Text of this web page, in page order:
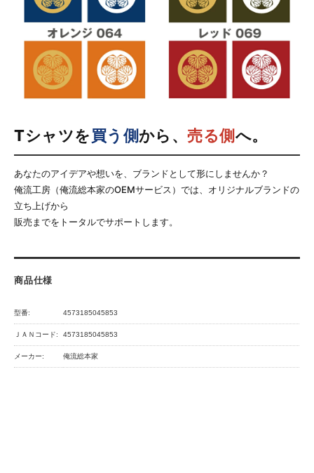
Tシャツを買う側から、売る側へ。
あなたのアイデアや想いを、ブランドとして形にしませんか？
俺流工房（俺流総本家のOEMサービス）では、オリジナルブランドの
立ち上げから
販売までをトータルでサポートします。
商品仕様
型番: 4573185045853
ＪＡＮコード: 4573185045853
メーカー: 俺流総本家